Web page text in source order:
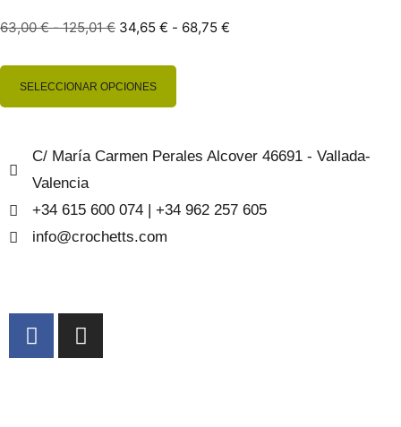
63,00€ - 125,01€ 34,65 € - 68,75 €
SELECCIONAR OPCIONES
C/ María Carmen Perales Alcover 46691 - Vallada-
Valencia
+34 615 600 074 | +34 962 257 605
info@crochetts.com